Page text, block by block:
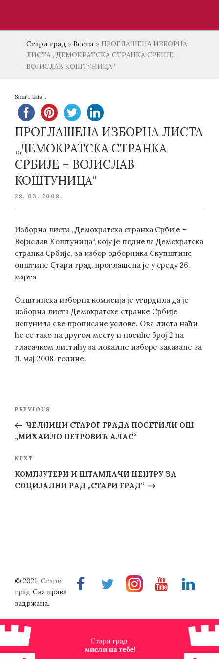
Стари град » Вести » ПРОГЛАШЕНА ИЗБОРНА
ЛИСТА „ДЕМОКРАТСКА СТРАНКА СРБИЈЕ –
ВОЈИСЛАВ КОШТУНИЦА“
Share this...
ПРОГЛАШЕНА ИЗБОРНА ЛИСТА
„ДЕМОКРАТСКА СТРАНКА
СРБИЈЕ – ВОЈИСЛАВ
КОШТУНИЦА“
POSTED
28. 03. 2008.
Изборна листа „Демократска странка Србије –
Војислав Коштуница“, коју је поднела Демократска
странка Србије, за избор одборника Скупштине
општине Стари град, проглашена је у среду 26.
марта.
Општинска изборна комисија је утврдила да је
изборна листа Демократске странке Србије
испунила све прописане услове. Ова листа наћи
ће се тако на другом месту и носиће број 2 на
гласачком листићу за локалне изборе заказане за
11. мај 2008. године.
Post
Previous
Post
PREVIOUS
ЧЕЛНИЦИ СТАРОГ ГРАДА ПОСЕТИЛИ ОШ
„МИХАИЛО ПЕТРОВИЋ АЛАС“
Next
Post
NEXT
КОМПЈУТЕРИ И ШТАМПАЧИ ЦЕНТРУ ЗА
СОЦИЈАЛНИ РАД „СТАРИ ГРАД“
FacebookTwitterInstragramYoutubeLinkedin
© 2021. Стари
град Сва права
задржана.